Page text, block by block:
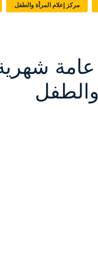
مركز إعلام المرأة والطفل
عامة